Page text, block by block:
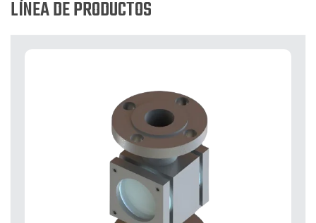
LÍNEA DE PRODUCTOS